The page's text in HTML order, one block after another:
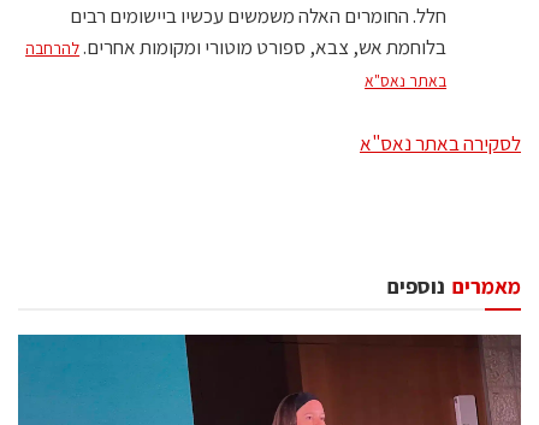
חלל. החומרים האלה משמשים עכשיו ביישומים רבים
בלוחמת אש, צבא, ספורט מוטורי ומקומות אחרים.להרחבה
באתר נאס"א
לסקירה באתר נאס"א
נוספים מאמרים